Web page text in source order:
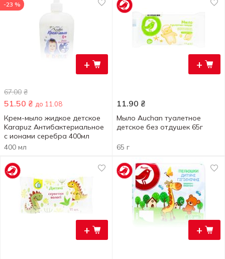
+
-23 %
67.00 ₴
51.50 ₴ до 11.08
Крем-мыло жидкое детское
Karapuz Антибактериальное
с ионами серебра 400мл
400 мл
+
11.90 ₴
Мыло Auchan туалетное
детское без отдушек 65г
65 г
+ +